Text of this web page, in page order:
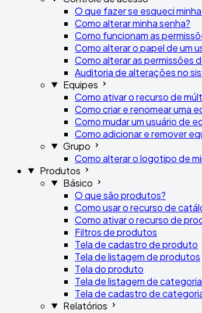
O que fazer se esqueci
Como alterar minha senha?
Como funcionam as
Como alterar o papel de um
Como alterar as permissões
Auditoria de alterações no
Equipes
Como ativar o recurso de
Como criar e renomear uma
Como mudar um usuário de
Como adicionar e remover
Grupo
Como alterar o logotipo de
Produtos
Básico
O que são produtos?
Como usar o recurso de
Como ativar o recurso de
Filtros de produtos
Tela de cadastro de produto
Tela de listagem de produtos
Tela do produto
Tela de listagem de
Tela de cadastro de
Relatórios